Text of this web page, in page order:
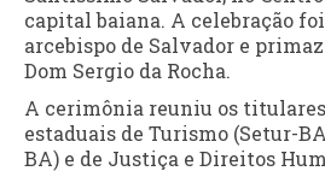
capital baiana. A celebração
arcebispo de Salvador e
Dom Sergio da Rocha.
A cerimônia reuniu os
estaduais de Turismo (Setur-
BA) e de Justiça e Direitos